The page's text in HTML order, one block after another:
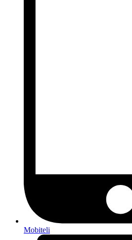
Mobiteli